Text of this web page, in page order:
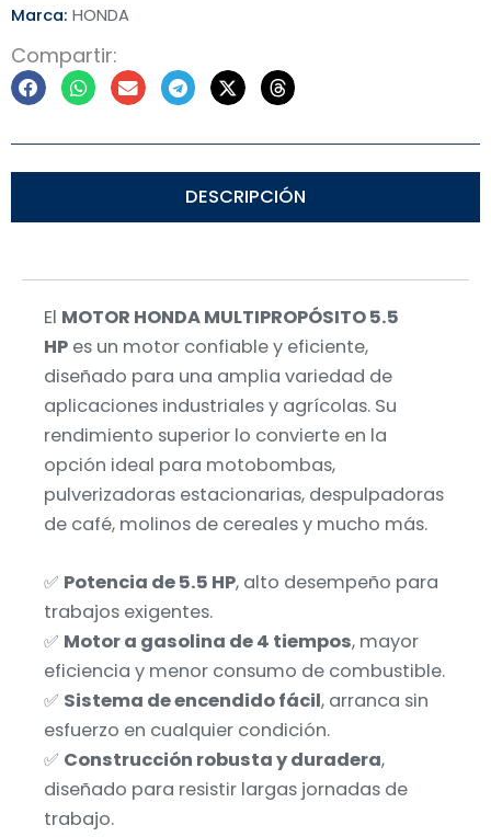
Marca: HONDA
Compartir:
DESCRIPCIÓN
El MOTOR HONDA MULTIPROPÓSITO 5.5
HP es un motor confiable y eficiente,
diseñado para una amplia variedad de
aplicaciones industriales y agrícolas. Su
rendimiento superior lo convierte en la
opción ideal para motobombas,
pulverizadoras estacionarias, despulpadoras
de café, molinos de cereales y mucho más.
✅ Potencia de 5.5 HP, alto desempeño para
trabajos exigentes.
✅ Motor a gasolina de 4 tiempos, mayor
eficiencia y menor consumo de combustible.
✅ Sistema de encendido fácil, arranca sin
esfuerzo en cualquier condición.
✅ Construcción robusta y duradera,
diseñado para resistir largas jornadas de
trabajo.